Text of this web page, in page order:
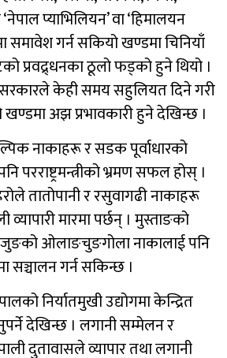
प्याभिलियन’ वा ‘हिमालयन
समावेश गर्न सकियो खण्डमा चिनियाँ
प्रवद्र्धनका ठूलो फड्को हुने थियो ।
केही समय सहुलियत दिने गरी
अझ प्रभावकारी हुने देखिन्छ ।
नाकाहरू र सडक पूर्वाधारको
परराष्ट्रमन्त्रीको भ्रमण सफल होस् ।
तातोपानी र रसुवागढी नाकाहरू
व्यापारी मारमा पर्छन् । मुस्ताङको
ओलाङचुङगोला नाकालाई पनि
सञ्चालन गर्न सकिन्छ ।
निर्यातमुखी उद्योगमा केन्द्रित
देखिन्छ । लगानी सम्मेलन र
दुतावासले व्यापार तथा लगानी